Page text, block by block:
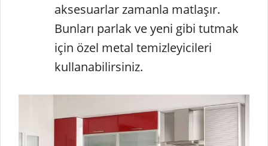
aksesuarlar zamanla matlaşır.
Bunları parlak ve yeni gibi tutmak
için özel metal temizleyicileri
kullanabilirsiniz.